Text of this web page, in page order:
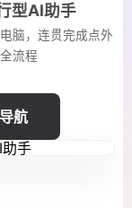
型AI助手
脑，连贯完成点外
流程
航